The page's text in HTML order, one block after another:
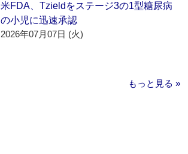
米FDA、Tzieldをステージ3の1型糖尿病
の小児に迅速承認
2026年07月07日 (火)
もっと見る »